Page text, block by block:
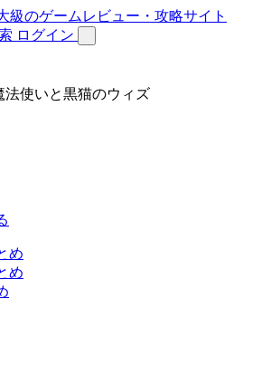
ログイン
使いと黒猫のウィズ
め
め